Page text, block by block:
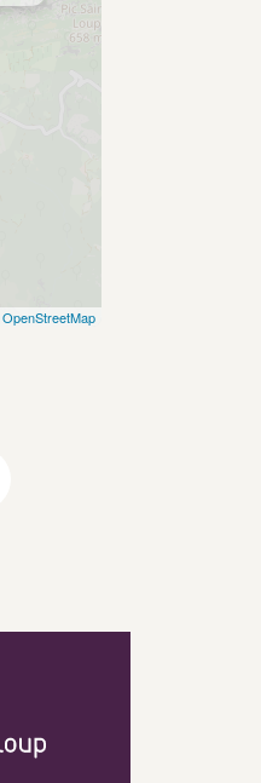
OpenStreetMap